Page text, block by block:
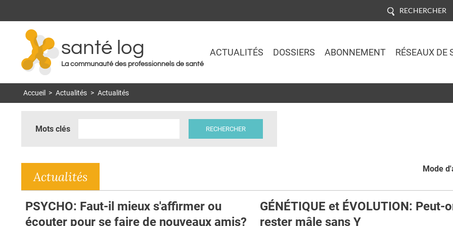
RECHERCHER
santé log
La communauté des professionnels de santé
ACTUALITÉS DOSSIERS ABONNEMENT RÉSEAUX DE
Accueil > Actualités > Actualités
Mots clés
Mode
Actualités
PSYCHO: Faut-il mieux s'affirmer ou
écouter pour se faire de nouveaux amis?
GÉNÉTIQUE et ÉVOLUTION: Peut-
rester mâle sans Y